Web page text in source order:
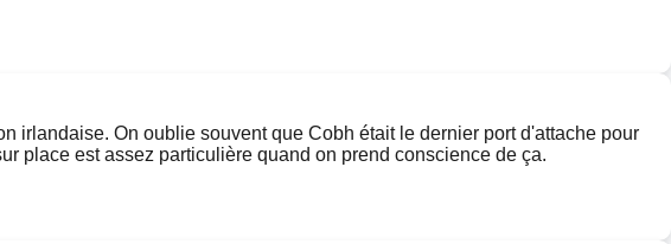
irlandaise. On oublie souvent que Cobh était le dernier port d'attache pour
place est assez particulière quand on prend conscience de ça.